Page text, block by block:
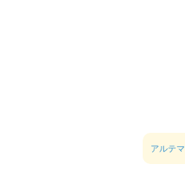
アルテマ